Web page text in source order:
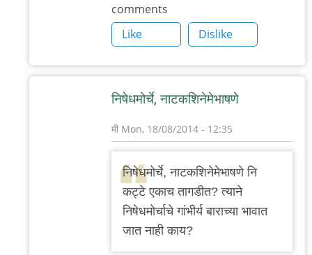
comments
Like
Dislike
निषेधमोर्चे, नाटकशिनेमेभाषणे
मी Mon, 18/08/2014 - 12:35
In
reply
to
परि
निषेधमोर्चे, नाटकशिनेमेभाषणे नि
कट्टे एकाच तागडीत? त्याने
निषेधमोर्चाचे गांभीर्य बाराच्या भावात
जात नाही काय?